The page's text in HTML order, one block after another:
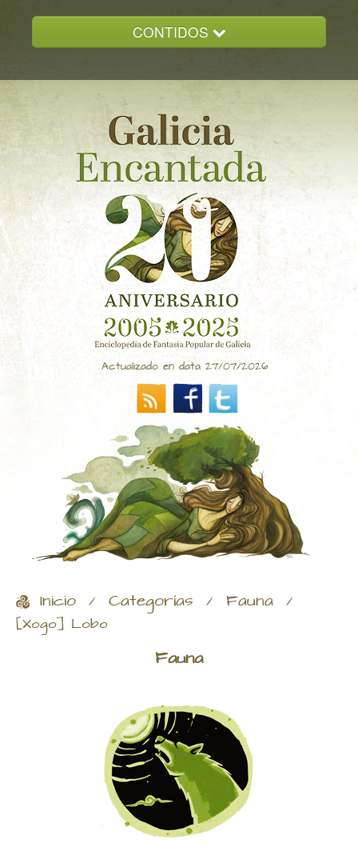
CONTIDOS
GALICIA ENCANTADA
DOCUMENTACION
NOVAS
CONTACTO
Actualizado en data 27/07/2026
Inicio / Categorías / Fauna /
[Xogo] Lobo
Fauna